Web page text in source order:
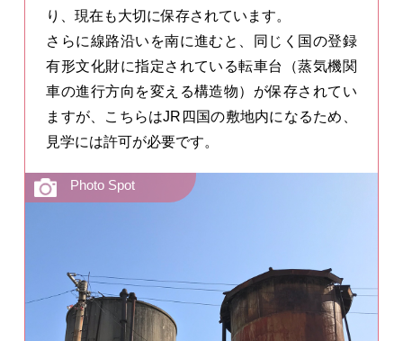
り、現在も大切に保存されています。
さらに線路沿いを南に進むと、同じく国の登録
有形文化財に指定されている転車台（蒸気機関
車の進行方向を変える構造物）が保存されてい
ますが、こちらはJR四国の敷地内になるため、
見学には許可が必要です。